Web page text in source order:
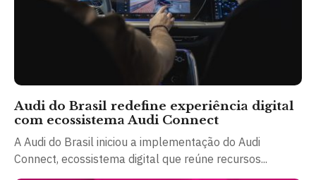
Audi do Brasil redefine experiência digital
com ecossistema Audi Connect
A Audi do Brasil iniciou a implementação do Audi
Connect, ecossistema digital que reúne recursos...